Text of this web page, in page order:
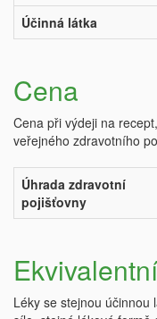
Účinná látka
Cena
Cena při výdeji na
veřejného zdravotního
Úhrada zdravotní
pojišťovny
Léky se stejnou účinnou